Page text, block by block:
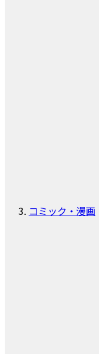
コミック・漫画